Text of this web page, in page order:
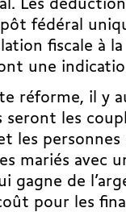
Les
fédéral
fiscale à
une
réforme, il y
seront les
les
mariés avec
gagne de
pour les